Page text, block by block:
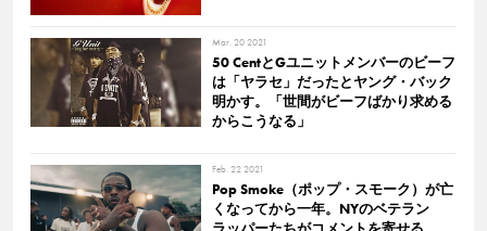
Mar. 20 2021
50 CentとGユニットメンバーのビーフ
は「ヤラセ」だったとヤング・バック
明かす。「世間がビーフばかり求める
からこうなる」
Feb. 22 2021
Pop Smoke（ポップ・スモーク）が亡
くなってから一年。NYのベテラン